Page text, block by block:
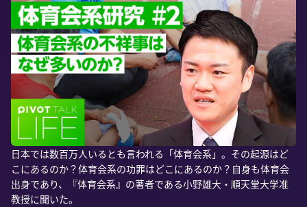
日本では数百万人いるとも言われる「体育会系」。その起源はど
こにあるのか？体育会系の功罪はどこにあるのか？自身も体育会
出身であり、『体育会系』の著者である小野雄大・順天堂大学准
教授に聞いた。